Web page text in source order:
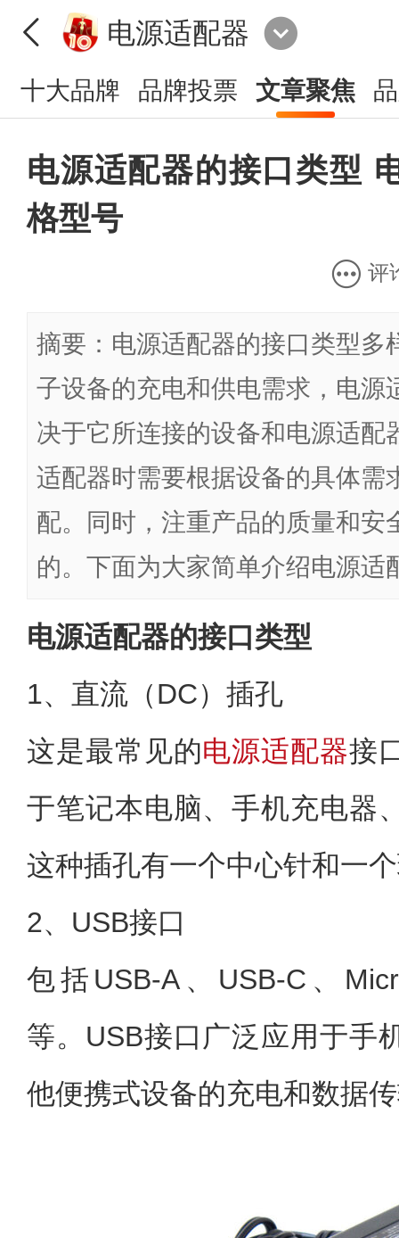
电源适配器
十大品牌 品牌投票 文章聚焦
电源适配器的接口类型
格型号
评
摘要：电源适配器的接口类型多
子设备的充电和供电需求，电源
决于它所连接的设备和电源适配
适配器时需要根据设备的具体需
配。同时，注重产品的质量和安
的。下面为大家简单介绍电源适
电源适配器的接口类型
1、直流（DC）插孔
这是最常见的电源适配器接
于笔记本电脑、手机充电器
这种插孔有一个中心针和一
2、USB接口
包括USB-A、USB-C、
等。USB接口广泛应用于手
他便携式设备的充电和数据